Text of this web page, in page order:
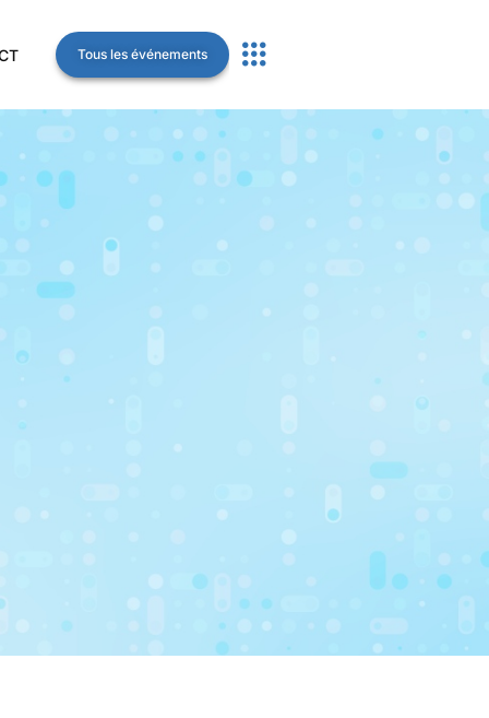
Tous les événements